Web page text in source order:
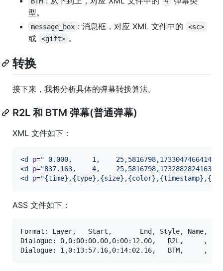
型。
message_box : 消息框，对应 XML 文件中的 <sc>
或 <gift> 。
转换
接下来，我将分析具体的弹幕转换算法。
R2L 和 BTM 弹幕(普通弹幕)
XML 文件如下：
<d p=" 0.000,     1,    25,5816798,1733047466414,
<d p="837.163,    4,    25,5816798,1732882824163,
<d p="
ASS 文件如下：
Format: Layer,   Start,       End, Style, Name,
Dialogue: 0,0:00:00.00,0:00:12.00,   R2L,     ,